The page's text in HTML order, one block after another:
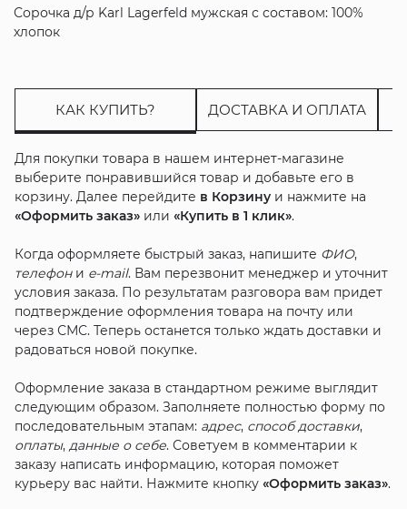
Сорочка д/р Karl Lagerfeld мужская с составом: 100%
хлопок
КАК КУПИТЬ? ДОСТАВКА И ОПЛАТА
Для покупки товара в нашем интернет-магазине
выберите понравившийся товар и добавьте его в
корзину. Далее перейдите в Корзинуи нажмите на
«Оформить заказ»или «Купить в 1 клик».
Когда оформляете быстрый заказ, напишите ФИО,
телефони e-mail. Вам перезвонит менеджер и уточнит
условия заказа. По результатам разговора вам придет
подтверждение оформления товара на почту или
через СМС. Теперь останется только ждать доставки и
радоваться новой покупке.
Оформление заказа в стандартном режиме выглядит
следующим образом. Заполняете полностью форму по
последовательным этапам: адрес, способ доставки,
оплаты, данные о себе. Советуем в комментарии к
заказу написать информацию, которая поможет
курьеру вас найти. Нажмите кнопку «Оформить заказ».